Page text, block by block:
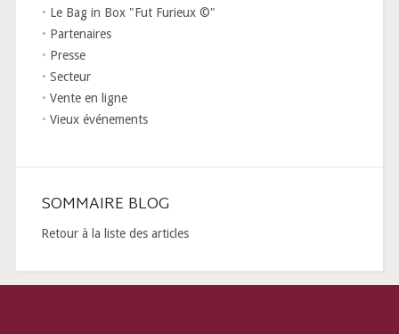
Le Bag in Box "Fut Furieux ©"
Partenaires
Presse
Secteur
Vente en ligne
Vieux événements
SOMMAIRE BLOG
Retour à la liste des articles